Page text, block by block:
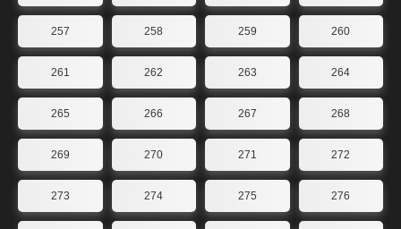
257 258 259 260
261 262 263 264
265 266 267 268
269 270 271 272
273 274 275 276